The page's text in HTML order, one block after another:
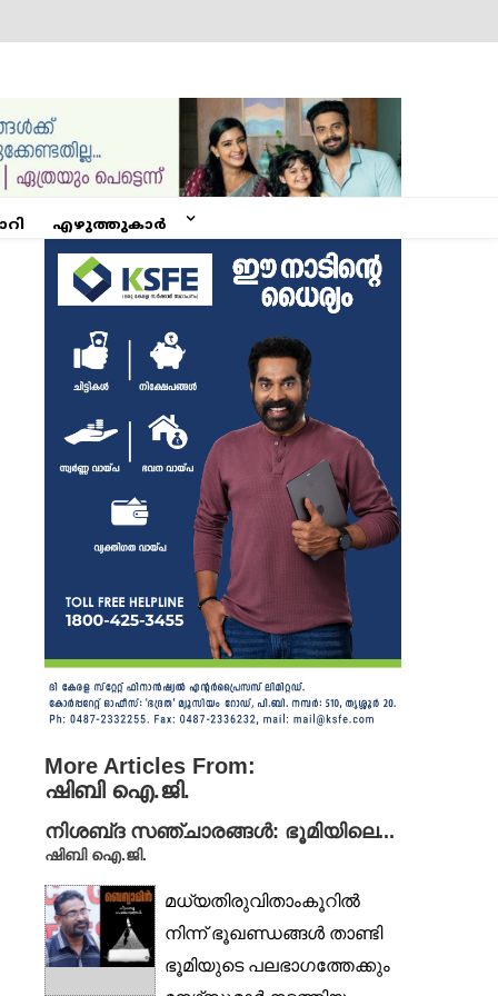
എഴുത്തുകാർ
More Articles From:
ഷിബി ഐ.ജി.
നിശബ്‌ദ സഞ്ചാരങ്ങൾ: ഭൂമിയിലെ...
ഷിബി ഐ.ജി.
മധ്യതിരുവിതാംകൂറിൽ
നിന്ന് ഭൂഖണ്ഡങ്ങൾ താണ്ടി
ഭൂമിയുടെ പലഭാഗത്തേക്കും